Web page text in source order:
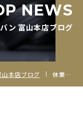
P NEWS
ン 富山本店ブログ
山本店ブログ 休業日のご案内